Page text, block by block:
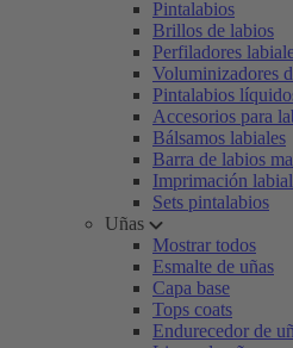
Pintalabios
Brillos de labios
Perfiladores
Voluminizadores
Pintalabios
Accesorios para
Bálsamos labiales
Barra de labios
Imprimación labial
Sets pintalabios
Uñas
Mostrar todos
Esmalte de uñas
Capa base
Tops coats
Endurecedor de